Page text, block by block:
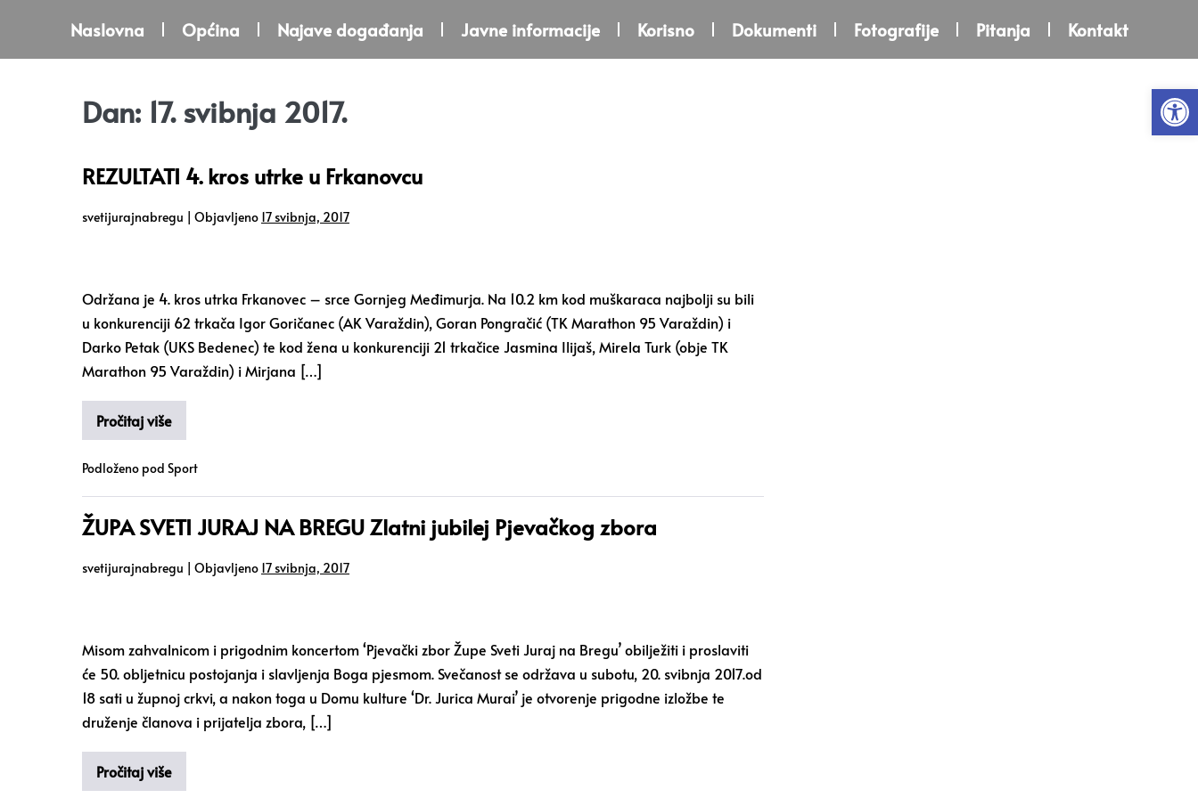
Naslovna Općina Najave događanja Javne informacije Korisno Dokumenti Fotografije Pitanja Kontakt
Dan: 17. svibnja 2017.
REZULTATI 4. kros utrke u Frkanovcu
svetijurajnabregu | Objavljeno 17 svibnja, 2017
Održana je 4. kros utrka Frkanovec – srce Gornjeg Međimurja. Na 10.2 km kod muškaraca najbolji su bili
u konkurenciji 62 trkača Igor Goričanec (AK Varaždin), Goran Pongračić (TK Marathon 95 Varaždin) i
Darko Petak (UKS Bedenec) te kod žena u konkurenciji 21 trkačice Jasmina Ilijaš, Mirela Turk (obje TK
Marathon 95 Varaždin) i Mirjana […]
Pročitaj više
Podloženo pod Sport
ŽUPA SVETI JURAJ NA BREGU Zlatni jubilej Pjevačkog zbora
svetijurajnabregu | Objavljeno 17 svibnja, 2017
Misom zahvalnicom i prigodnim koncertom ‘Pjevački zbor Župe Sveti Juraj na Bregu’ obilježiti i proslaviti
će 50. obljetnicu postojanja i slavljenja Boga pjesmom. Svečanost se održava u subotu, 20. svibnja 2017.od
18 sati u župnoj crkvi, a nakon toga u Domu kulture ‘Dr. Jurica Murai’ je otvorenje prigodne izložbe te
druženje članova i prijatelja zbora, […]
Pročitaj više